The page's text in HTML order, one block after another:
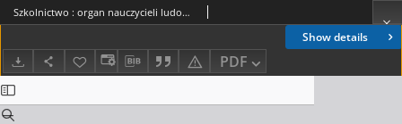
Show details
PDF
Szkolnictwo : organ nauczycieli ludowych. 1902, R.12, nr 20-21